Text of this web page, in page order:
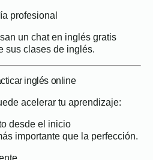
profesional
un chat en inglés gratis
sus clases de inglés.
inglés online
acelerar tu aprendizaje:
desde el inicio
importante que la perfección.